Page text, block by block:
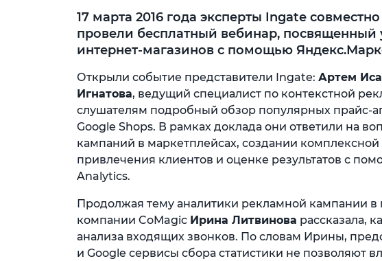
17 марта 2016 года эксперты Ingate
провели бесплатный вебинар,
интернет-магазинов с помощью
Открыли событие представители Ingate: Артем
Игнатова, ведущий специалист по контекстной
слушателям подробный обзор популярных прайс-
Google Shops. В рамках доклада они ответили на
кампаний в маркетплейсах, создании комплексной
привлечения клиентов и оценке результатов с
Analytics.
Продолжая тему аналитики рекламной кампании в
компании CoMagic Ирина Литвинова рассказала,
анализа входящих звонков. По словам Ирины,
и Google сервисы сбора статистики не позволяют